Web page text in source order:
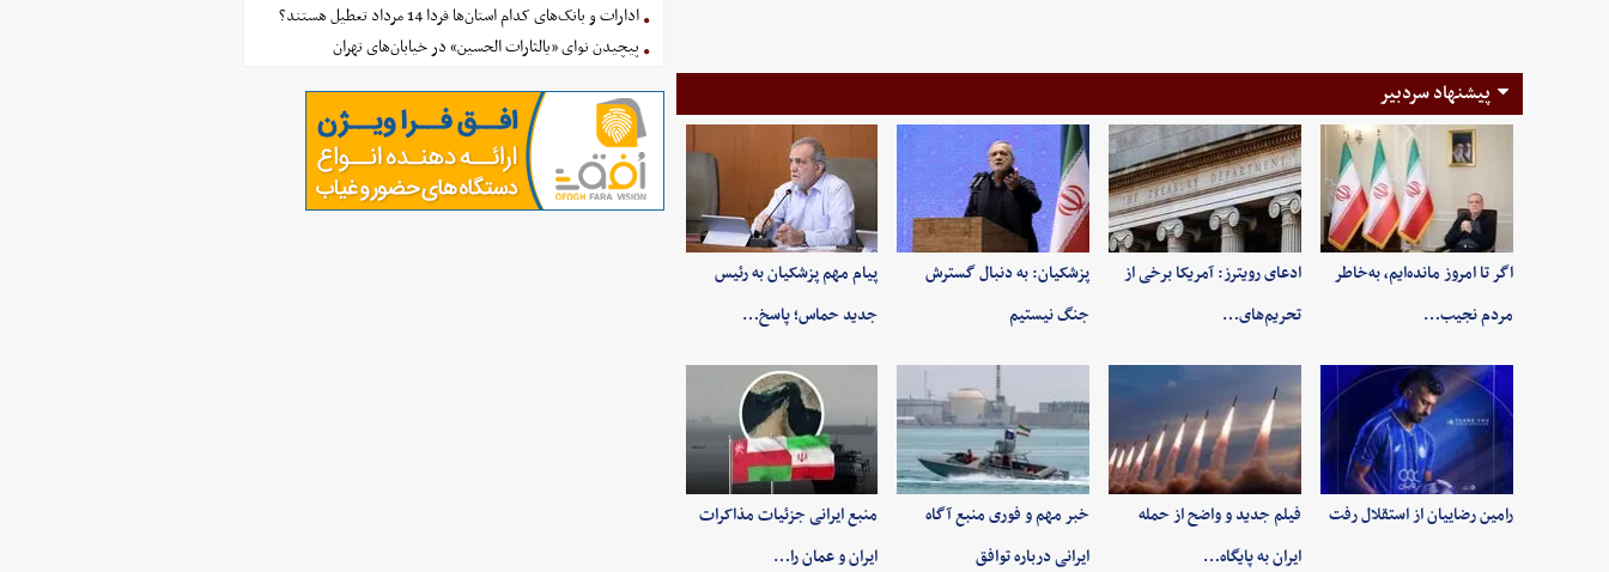
پیشنهاد سردبیر
اگر تا امروز مانده‌ایم، به‌خاطر
مردم نجیب…
ادعای رویترز: آمریکا برخی از
تحریم‌های…
پزشکیان: به‌ دنبال گسترش
جنگ نیستیم
پیام مهم پزشکیان به رئیس
جدید حماس؛ پاسخ…
رامین رضاییان از استقلال رفت
فیلم جدید و واضح از حمله
ایران به پایگاه…
خبر مهم و فوری منبع آگاه
ایرانی درباره توافق
منبع ایرانی جزئیات مذاکرات
ایران و عمان را…
ادارات و بانک‌های کدام استان‌ها فردا 14 مرداد تعطیل هستند؟
پیچیدن نوای «یالثارات الحسین» در خیابان‌های تهران